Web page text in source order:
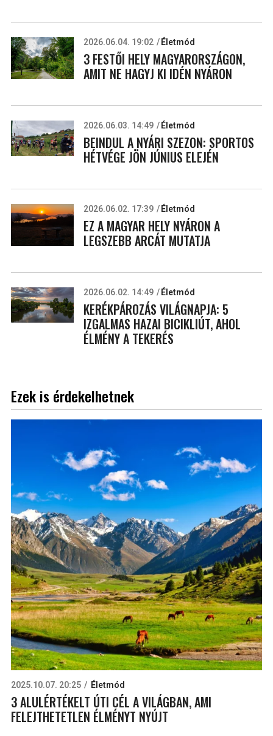
2026.06.04. 19:02 Életmód
3 FESTŐI HELY MAGYARORSZÁGON,
AMIT NE HAGYJ KI IDÉN NYÁRON
2026.06.03. 14:49 Életmód
BEINDUL A NYÁRI SZEZON: SPORTOS
HÉTVÉGE JÖN JÚNIUS ELEJÉN
2026.06.02. 17:39 Életmód
EZ A MAGYAR HELY NYÁRON A
LEGSZEBB ARCÁT MUTATJA
2026.06.02. 14:49 Életmód
KERÉKPÁROZÁS VILÁGNAPJA: 5
IZGALMAS HAZAI BICIKLIÚT, AHOL
ÉLMÉNY A TEKERÉS
Ezek is érdekelhetnek
2025.10.07. 20:25 Életmód
3 ALULÉRTÉKELT ÚTI CÉL A VILÁGBAN, AMI
FELEJTHETETLEN ÉLMÉNYT NYÚJT